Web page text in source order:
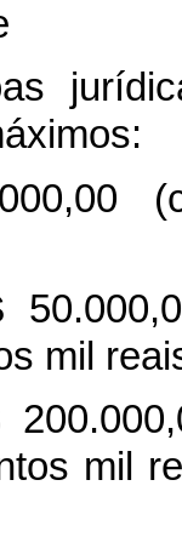
mil
mil